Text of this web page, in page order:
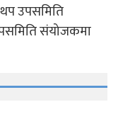
थप उपसमिति
संयोजकमा